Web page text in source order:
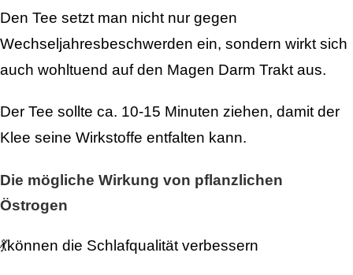
Den Tee setzt man nicht nur gegen
Wechseljahresbeschwerden ein, sondern wirkt sich
auch wohltuend auf den Magen Darm Trakt aus.
Der Tee sollte ca. 10-15 Minuten ziehen, damit der
Klee seine Wirkstoffe entfalten kann.
Die mögliche Wirkung von pflanzlichen
Östrogen
💃können die Schlafqualität verbessern